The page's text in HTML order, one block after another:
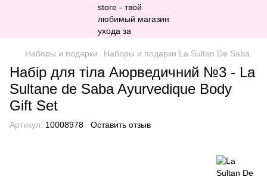
Наборы и подарки Наборы и подарки La Sultan De Saba
Набір для тіла Аюрведичний №3 - La
Sultane de Saba Ayurvedique Body
Gift Set
Артикул: 10008978 Оставить отзыв